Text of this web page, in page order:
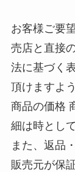
お客様ご要
売店と直接
法に基づく
頂けますよ
商品の価格
細は時とし
また、返品
販売元が保